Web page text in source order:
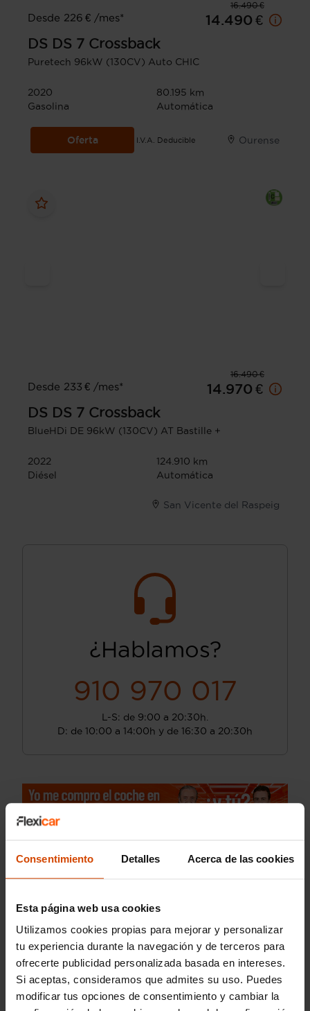
Consentimiento Detalles Acerca de las cookies
Esta página web usa cookies
Utilizamos cookies propias para mejorar y personalizar
tu experiencia durante la navegación y de terceros para
ofrecerte publicidad personalizada basada en intereses.
Si aceptas, consideramos que admites su uso. Puedes
modificar tus opciones de consentimiento y cambiar la
16.490 €
Desde 226 € /mes*
14.490 €
DS DS 7 Crossback
Puretech 96kW (130CV) Auto CHIC
2020
80.195 km
Gasolina
Automática
Oferta I.V.A. Deducible Ourense
16.490 €
Desde 233 € /mes*
14.970 €
DS DS 7 Crossback
BlueHDi DE 96kW (130CV) AT Bastille +
2022
124.910 km
Diésel
Automática
San Vicente del Raspeig
¿Hablamos?
910 970 017
L-S: de 9:00 a 20:30h.
D: de 10:00 a 14:00h y de 16:30 a 20:30h